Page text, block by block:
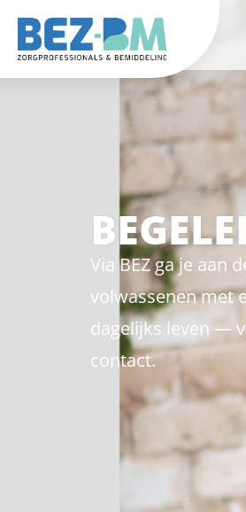
Via BEZ ga je aan
volwassenen met
dagelijks leven —
contact.